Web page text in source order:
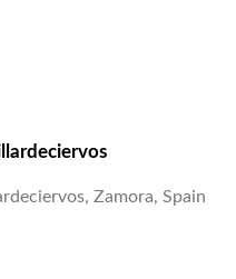
Zamora, Spain